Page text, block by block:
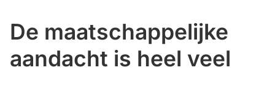
De maatschappelijke
aandacht is heel veel